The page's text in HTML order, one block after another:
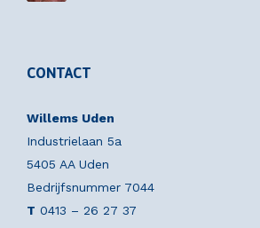
CONTACT
Willems Uden
Industrielaan 5a
5405 AA Uden
Bedrijfsnummer 7044
T 0413 – 26 27 37